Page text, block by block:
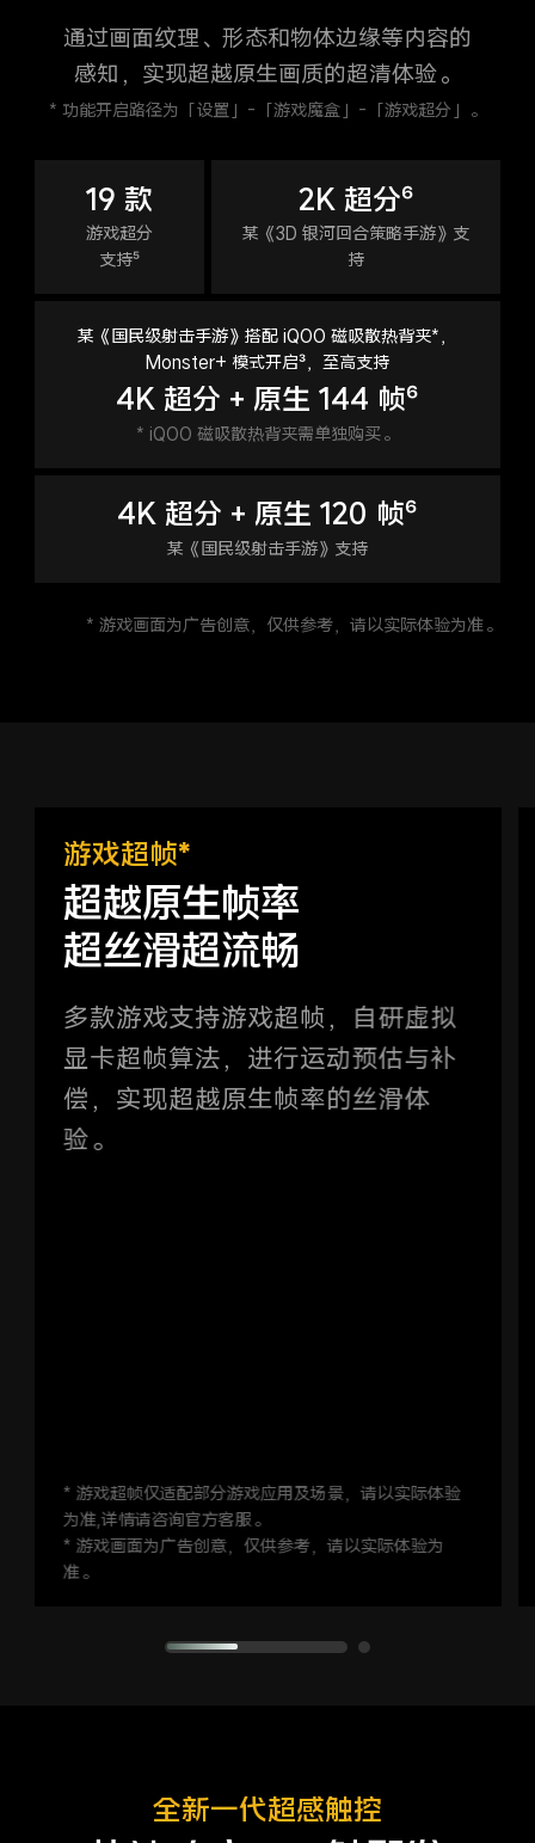
通过画面纹理、形态和物体边缘等内容的
感知，实现超越原生画质的超清体验。
* 功能开启路径为「设置」-「游戏魔盒」-「游戏超分」。
19 款
游戏超分
支持⁵
某《国民级射击手游》搭配 iQOO 磁吸散热背夹*，
Monster+ 模式开启³，至高支持
4K 超分 + 原生 144 帧⁶
* iQOO 磁吸散热背夹需单独购买。
4K 超分 + 原生 120 帧⁶
某《国民级射击手游》支持
2K 超分⁶
某《3D 银河回合策略手游》支
持
* 游戏画面为广告创意，仅供参考，请以实际体验为准。
游戏超帧*
超越原生帧率
超丝滑超流畅
多款游戏支持游戏超帧，自研虚拟
显卡超帧算法，进行运动预估与补
偿，实现超越原生帧率的丝滑体
验。
* 游戏超帧仅适配部分游戏应用及场景，请以实际体验
为准,详情请咨询官方客服。
* 游戏画面为广告创意，仅供参考，请以实际体验为
准。
全新一代超感触控